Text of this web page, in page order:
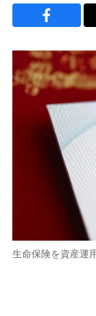
生命保険を資産運